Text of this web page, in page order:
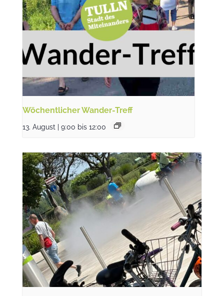
Wöchentlicher Wander-Treff
13. August | 9:00 bis 12:00